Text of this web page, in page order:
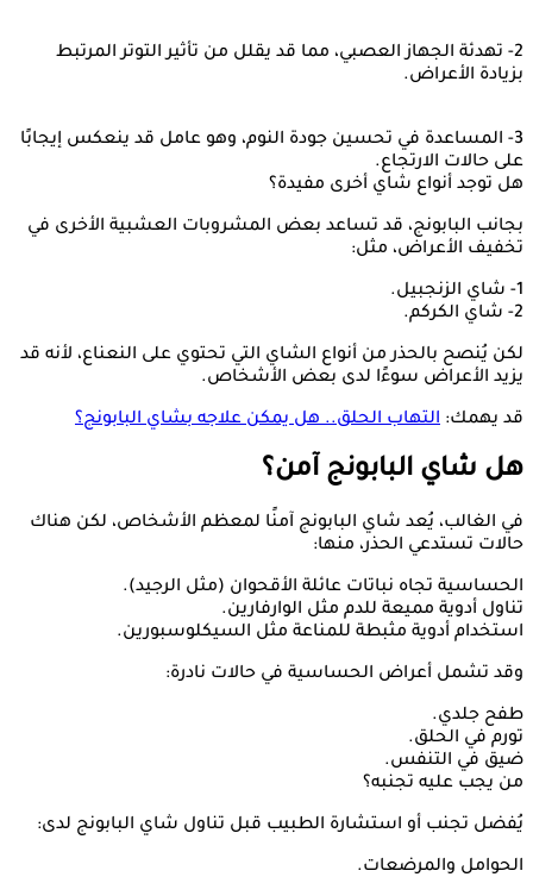
2- تهدئة الجهاز العصبي، مما قد يقلل من تأثير التوتر المرتبط
بزيادة الأعراض.
3- المساعدة في تحسين جودة النوم، وهو عامل قد ينعكس إيجابًا
على حالات الارتجاع.
هل توجد أنواع شاي أخرى مفيدة؟
بجانب البابونج، قد تساعد بعض المشروبات العشبية الأخرى في
تخفيف الأعراض، مثل:
1- شاي الزنجبيل.
2- شاي الكركم.
لكن يُنصح بالحذر من أنواع الشاي التي تحتوي على النعناع، لأنه قد
يزيد الأعراض سوءًا لدى بعض الأشخاص.
قد يهمك: التهاب الحلق.. هل يمكن علاجه بشاي البابونج؟
هل شاي البابونج آمن؟
في الغالب، يُعد شاي البابونج آمنًا لمعظم الأشخاص، لكن هناك
حالات تستدعي الحذر، منها:
الحساسية تجاه نباتات عائلة الأقحوان (مثل الرجيد).
تناول أدوية مميعة للدم مثل الوارفارين.
استخدام أدوية مثبطة للمناعة مثل السيكلوسبورين.
وقد تشمل أعراض الحساسية في حالات نادرة:
طفح جلدي.
تورم في الحلق.
ضيق في التنفس.
من يجب عليه تجنبه؟
يُفضل تجنب أو استشارة الطبيب قبل تناول شاي البابونج لدى:
الحوامل والمرضعات.